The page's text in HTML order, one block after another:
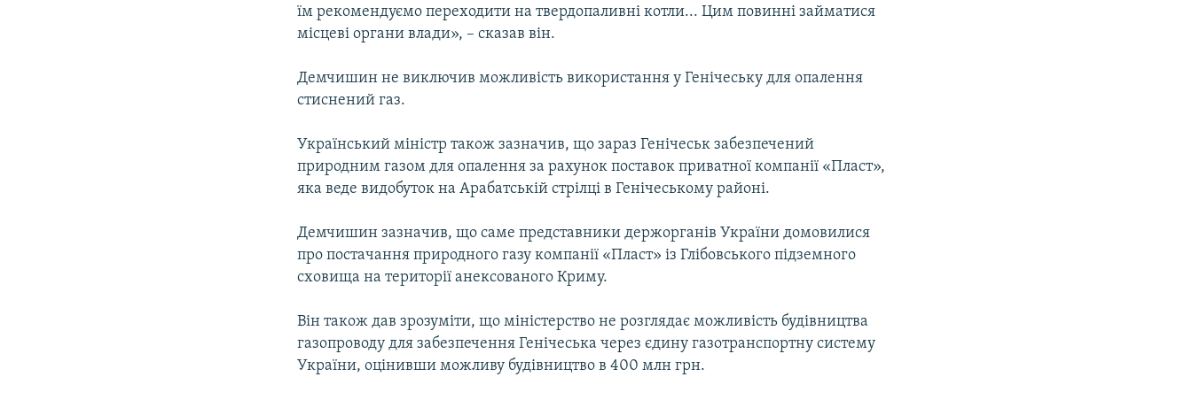
їм рекомендуємо переходити на твердопаливні котли... Цим повинні займатися
місцеві органи влади», – сказав він.
Демчишин не виключив можливість використання у Генічеську для опалення
стиснений газ.
Український міністр також зазначив, що зараз Генічеськ забезпечений
природним газом для опалення за рахунок поставок приватної компанії «Пласт»,
яка веде видобуток на Арабатській стрілці в Генічеському районі.
Демчишин зазначив, що саме представники держорганів України домовилися
про постачання природного газу компанії «Пласт» із Глібовського підземного
сховища на території анексованого Криму.
Він також дав зрозуміти, що міністерство не розглядає можливість будівництва
газопроводу для забезпечення Генічеська через єдину газотранспортну систему
України, оцінивши можливу будівництво в 400 млн грн.